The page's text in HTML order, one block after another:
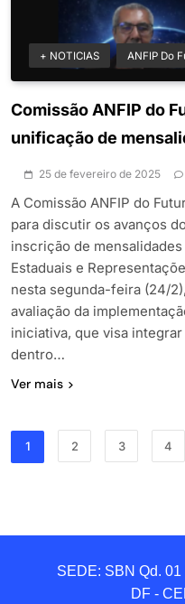
+ NOTICIAS ANFIP Do
Comissão ANFIP do
unificação de
25 de fevereiro de 2025
A Comissão ANFIP do
para discutir os avanços
inscrição de
Estaduais e
nesta segunda-feira (24/
avaliação da
iniciativa, que visa
dentro…
Ver mais
1 2 3 4
SEDE: SBN Qd.
DF -